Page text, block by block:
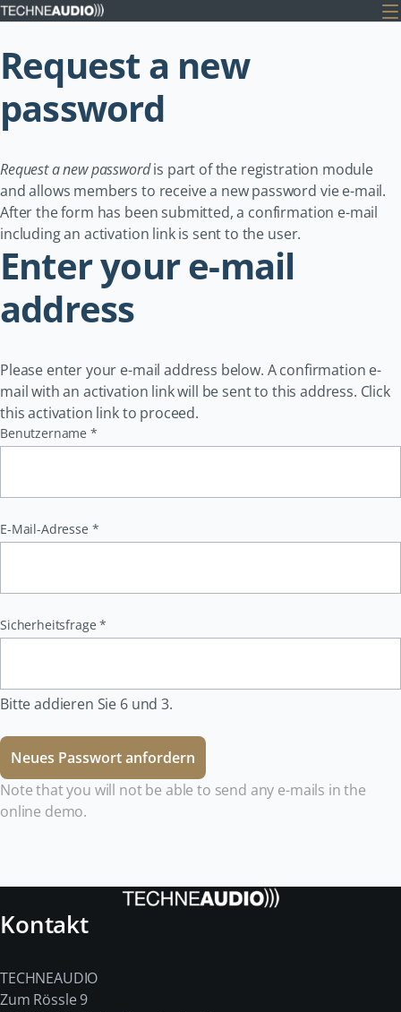
Request a new
password
Request a new passwordis part of the registration module
and allows members to receive a new password vie e-mail.
After the form has been submitted, a confirmation e-mail
including an activation link is sent to the user.
Enter your e-mail
address
Please enter your e-mail address below. A confirmation e-
mail with an activation link will be sent to this address. Click
this activation link to proceed.
Pflichtfeld
Benutzername *
Pflichtfeld
E-Mail-Adresse *
Pflichtfeld
Sicherheitsfrage *
Bitte addieren Sie 6 und 3.
Neues Passwort anfordern
Note that you will not be able to send any e-mails in the
online demo.
Kontakt
TECHNEAUDIO
Zum Rössle 9